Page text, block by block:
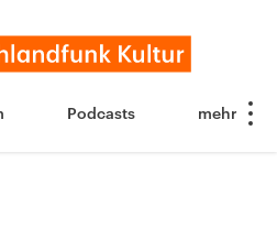
Podcasts